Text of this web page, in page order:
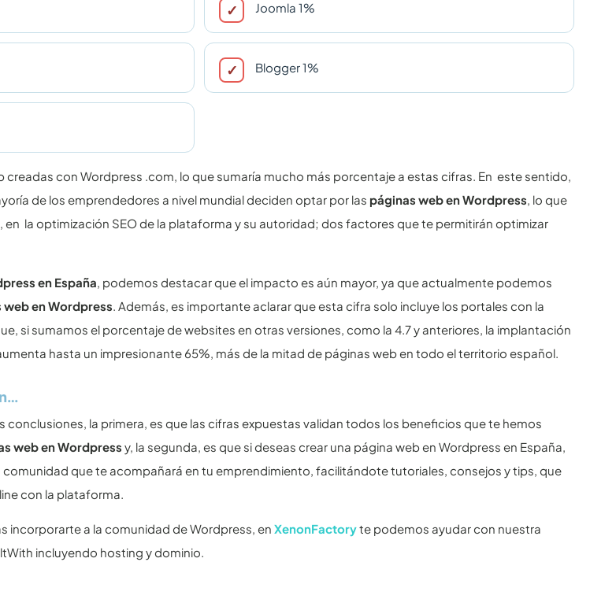
Joomla 1%
Blogger 1%
creadas con Wordpress .com, lo que sumaría mucho más porcentaje a estas cifras. En este sentido,
de los emprendedores a nivel mundial deciden optar por las páginas web en Wordpress, lo que
la optimización SEO de la plataforma y su autoridad; dos factores que te permitirán optimizar
en España , podemos destacar que el impacto es aún mayor, ya que actualmente podemos
web en Wordpress . Además, es importante aclarar que esta cifra solo incluye los portales con la
si sumamos el porcentaje de websites en otras versiones, como la 4.7 y anteriores, la implantación
hasta un impresionante 65%, más de la mitad de páginas web en todo el territorio español.
conclusiones, la primera, es que las cifras expuestas validan todos los beneficios que te hemos
web en Wordpress y, la segunda, es que si deseas crear una página web en Wordpress en España,
que te acompañará en tu emprendimiento, facilitándote tutoriales, consejos y tips, que
con la plataforma.
incorporarte a la comunidad de Wordpress, enXenonFactoryte podemos ayudar con nuestra
incluyendo hosting y dominio.